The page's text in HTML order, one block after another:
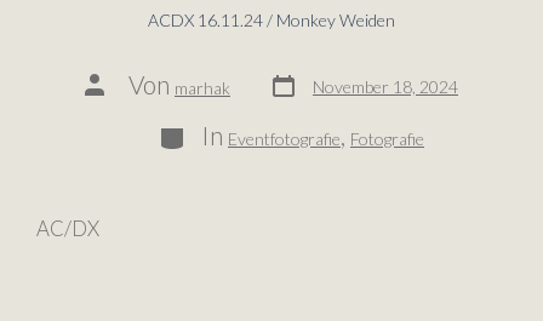
ACDX 16.11.24 / Monkey Weiden
Von marhak November 18, 2024
In Eventfotografie, Fotografie
AC/DX